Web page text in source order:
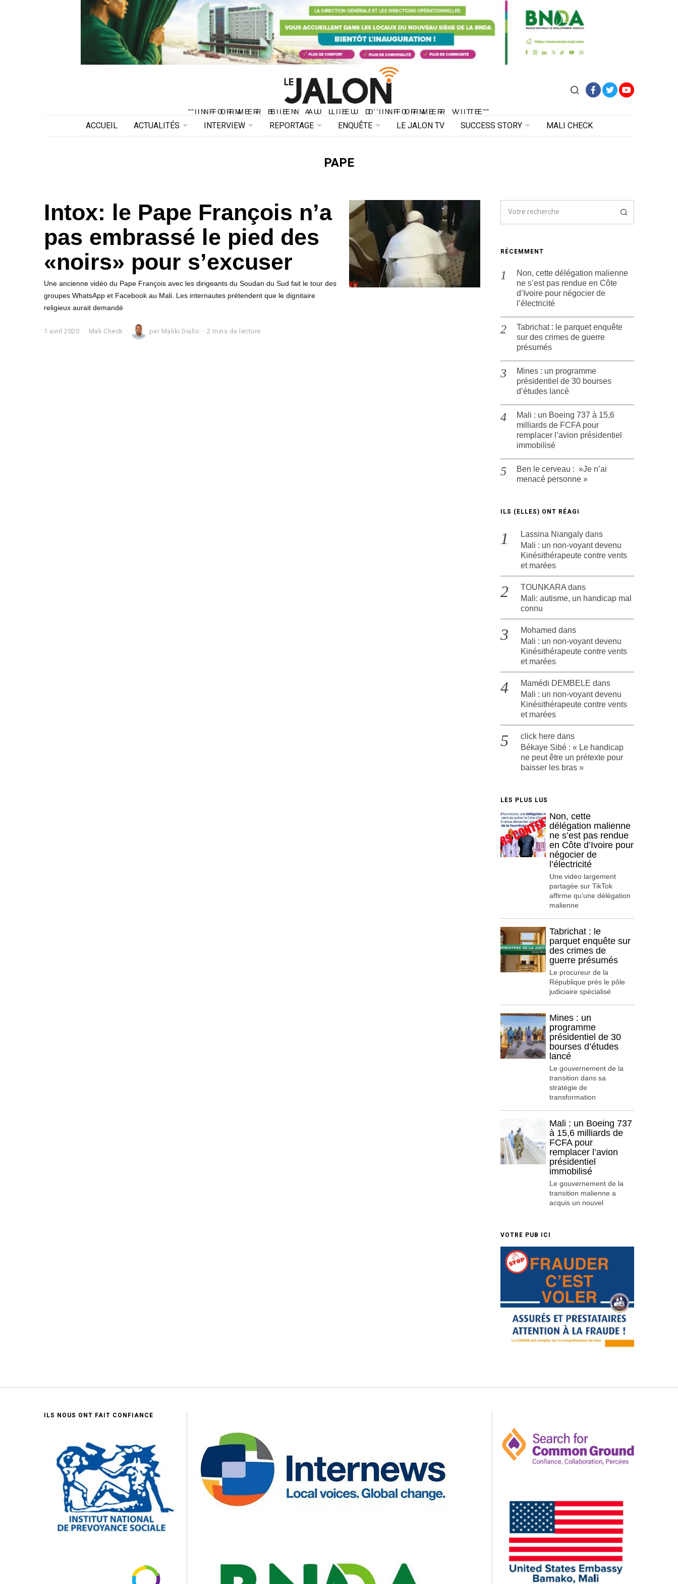
"INFORMER BIEN AU LIEU D'INFORMER VITE"
"INFORMER BIEN AU LIEU D'INFORMER VITE"
ACCUEIL ACTUALITÉS INTERVIEW REPORTAGE ENQUÊTE LE JALON TV SUCCESS STORY MALI CHECK
PAPE
Intox: le Pape François n’a
pas embrassé le pied des
«noirs» pour s’excuser
Une ancienne vidéo du Pape François avec les dirigeants du Soudan du Sud fait le tour des
groupes WhatsApp et Facebook au Mali. Les internautes prétendent que le dignitaire
religieux aurait demandé
1 avril 2020 Mali Check par Maliki Diallo 2 mins de lecture
RÉCEMMENT
Non, cette délégation malienne
ne s’est pas rendue en Côte
d’Ivoire pour négocier de
l’électricité
Tabrichat : le parquet enquête
sur des crimes de guerre
présumés
Mines : un programme
présidentiel de 30 bourses
d’études lancé
Mali : un Boeing 737 à 15,6
milliards de FCFA pour
remplacer l’avion présidentiel
immobilisé
Ben le cerveau : »Je n’ai
menacé personne »
ILS (ELLES) ONT RÉAGI
Lassina Niangaly dans
Mali : un non-voyant devenu
Kinésithérapeute contre vents
et marées
TOUNKARA dans
Mali: autisme, un handicap mal
connu
Mohamed dans
Mali : un non-voyant devenu
Kinésithérapeute contre vents
et marées
Mamédi DEMBELE dans
Mali : un non-voyant devenu
Kinésithérapeute contre vents
et marées
click here dans
Békaye Sibé : « Le handicap
ne peut être un prétexte pour
baisser les bras »
LES PLUS LUS
Non, cette
délégation malienne
ne s’est pas rendue
en Côte d’Ivoire pour
négocier de
l’électricité
Une vidéo largement
partagée sur TikTok
affirme qu’une délégation
malienne
Tabrichat : le
parquet enquête sur
des crimes de
guerre présumés
Le procureur de la
République près le pôle
judiciaire spécialisé
Mines : un
programme
présidentiel de 30
bourses d’études
lancé
Le gouvernement de la
transition dans sa
stratégie de
transformation
Mali : un Boeing 737
à 15,6 milliards de
FCFA pour
remplacer l’avion
présidentiel
immobilisé
Le gouvernement de la
transition malienne a
acquis un nouvel
VOTRE PUB ICI
ILS NOUS ONT FAIT CONFIANCE